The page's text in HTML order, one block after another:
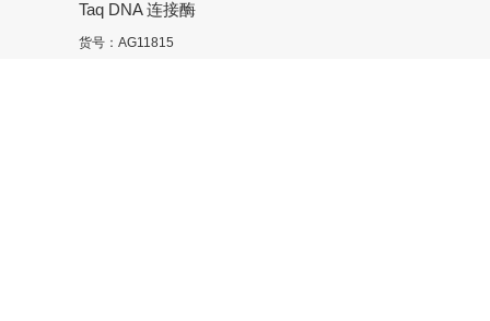
Taq DNA 连接酶
货号：AG11815